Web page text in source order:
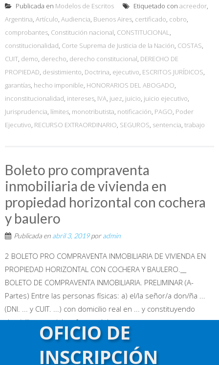
Publicada en Modelos de Escritos Etiquetado con acreedor,
Argentina, Artículo, Audiencia, Buenos Aires, certificado, cobro,
comprobantes, Constitución nacional, CONSTITUCIONAL,
constitucionalidad, Corte Suprema de Justicia de la Nación, COSTAS,
CUIT, demo, derecho, derecho constitucional, DERECHO DE
PROPIEDAD, desistimiento, Doctrina, ejecutivo, ESCRITOS JURÍDICOS,
garantías, hecho imponible, HONORARIOS DEL ABOGADO,
inconstitucionalidad, intereses, IVA, juez, juicio, juicio ejecutivo,
Jurisprudencia, límites, monotributista, notificación, PAGO, Poder
Ejecutivo, RECURSO EXTRAORDINARIO, SEGUROS, sentencia, trabajo
Boleto pro compraventa
inmobiliaria de vivienda en
propiedad horizontal con cochera
y baulero
Publicada en abril 3, 2019poradmin
2 BOLETO PRO COMPRAVENTA INMOBILIARIA DE VIVIENDA EN
PROPIEDAD HORIZONTAL CON COCHERA Y BAULERO.__
BOLETO DE COMPRAVENTA INMOBILIARIA. PRELIMINAR (A-
Partes) Entre las personas físicas: a) el/la señor/a don/ña ...
(DNI. ... y CUIT. ...) con domicilio real en ... y constituyendo
domicilio especial a efectos del presente en ..., por una parte
y en adelante denominado «VENDEDOR»; y a) el/la señor/a
don/ña ... (DNI. ... y CUIT. ...) con domicilio real en ... y
constituyendo domicilio especial a...
OFICIO DE
INSCRIPCIÓN